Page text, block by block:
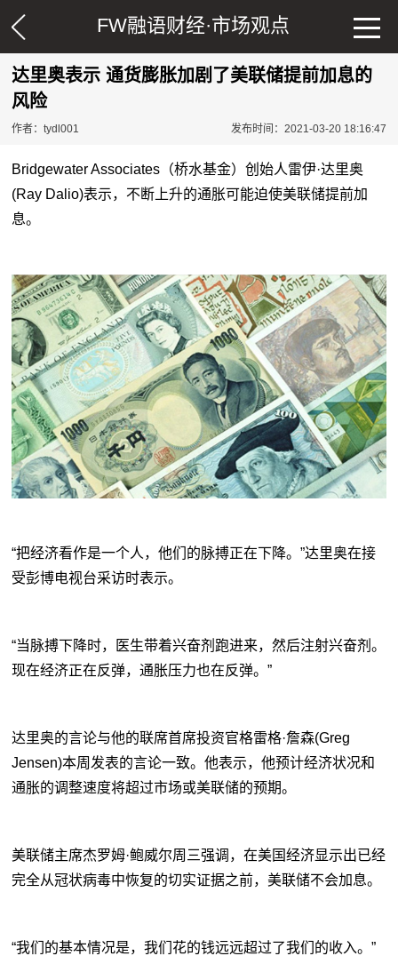
FW融语财经·市场观点
达里奥表示 通货膨胀加剧了美联储提前加息的
风险
作者：tydl001 发布时间：2021-03-20 18:16:47
Bridgewater Associates（桥水基金）创始人雷伊·达里奥
(Ray Dalio)表示，不断上升的通胀可能迫使美联储提前加
息。
“把经济看作是一个人，他们的脉搏正在下降。”达里奥在接
受彭博电视台采访时表示。
“当脉搏下降时，医生带着兴奋剂跑进来，然后注射兴奋剂。
现在经济正在反弹，通胀压力也在反弹。”
达里奥的言论与他的联席首席投资官格雷格·詹森(Greg
Jensen)本周发表的言论一致。他表示，他预计经济状况和
通胀的调整速度将超过市场或美联储的预期。
美联储主席杰罗姆·鲍威尔周三强调，在美国经济显示出已经
完全从冠状病毒中恢复的切实证据之前，美联储不会加息。
“我们的基本情况是，我们花的钱远远超过了我们的收入。”